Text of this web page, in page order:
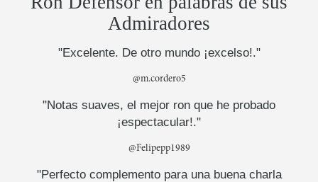
Admiradores
"Excelente. De otro mundo ¡excelso!."
@m.cordero5
"Notas suaves, el mejor ron que he probado
¡espectacular!."
@Felipepp1989
"Perfecto complemento para una buena charla